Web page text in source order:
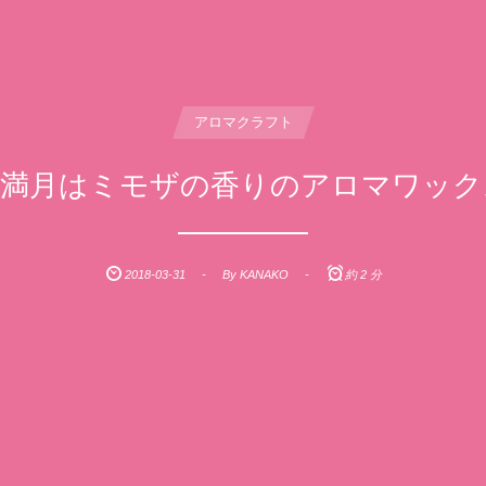
アロマクラフト
月はミモザの香りのアロマワッ
2018-03-31 By KANAKO 約 2 分